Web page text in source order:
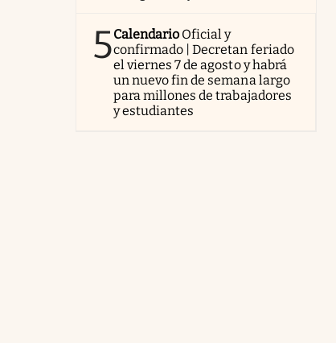
5Calendario Oficial y
confirmado | Decretan feriado
el viernes 7 de agosto y habrá
un nuevo fin de semana largo
para millones de trabajadores
y estudiantes